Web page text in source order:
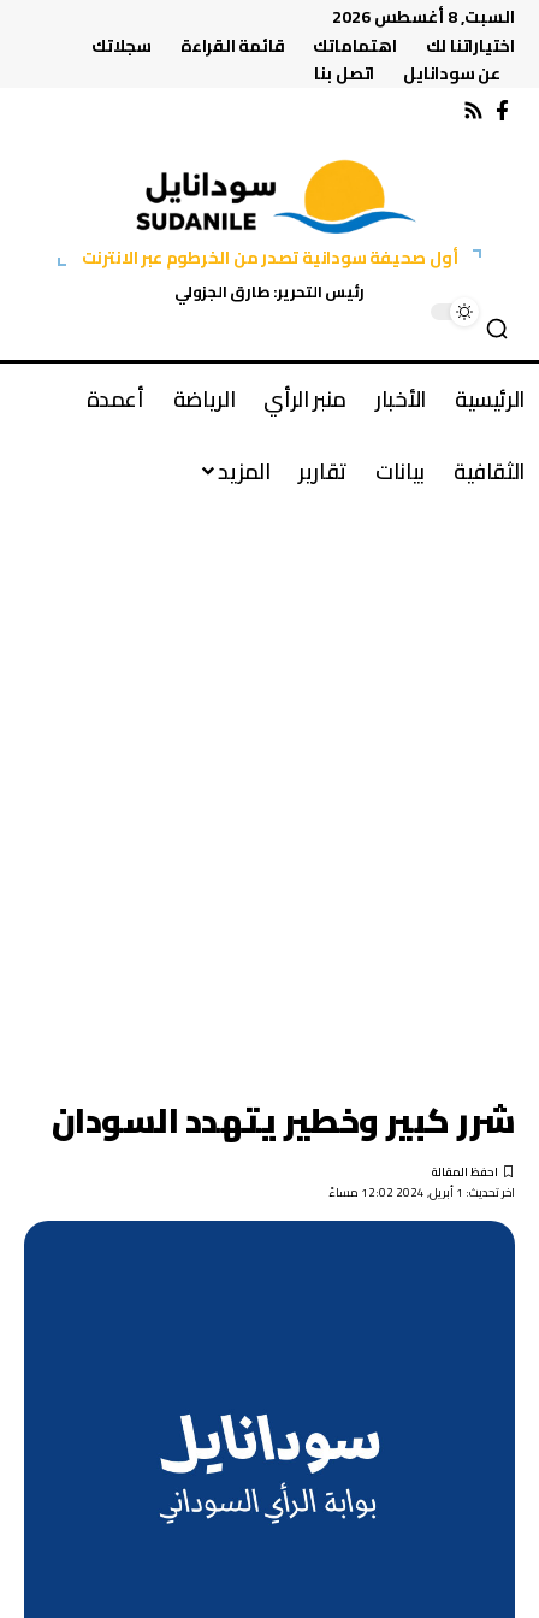
السبت, 8 أغسطس 2026
اختياراتنا لك
اهتماماتك قائمة القراءة
سجلاتك
عن سودانايل
اتصل بنا
أول صحيفة سودانية تصدر من الخرطوم عبر الانترنت
رئيس التحرير: طارق الجزولي
الرئيسية الأخبار منبر الرأي الرياضة
أعمدة
الثقافية
بيانات تقارير المزيد
شرر كبير وخطير يتهدد السودان
اخر تحديث: 1 أبريل, 2024 12:02 مساءً